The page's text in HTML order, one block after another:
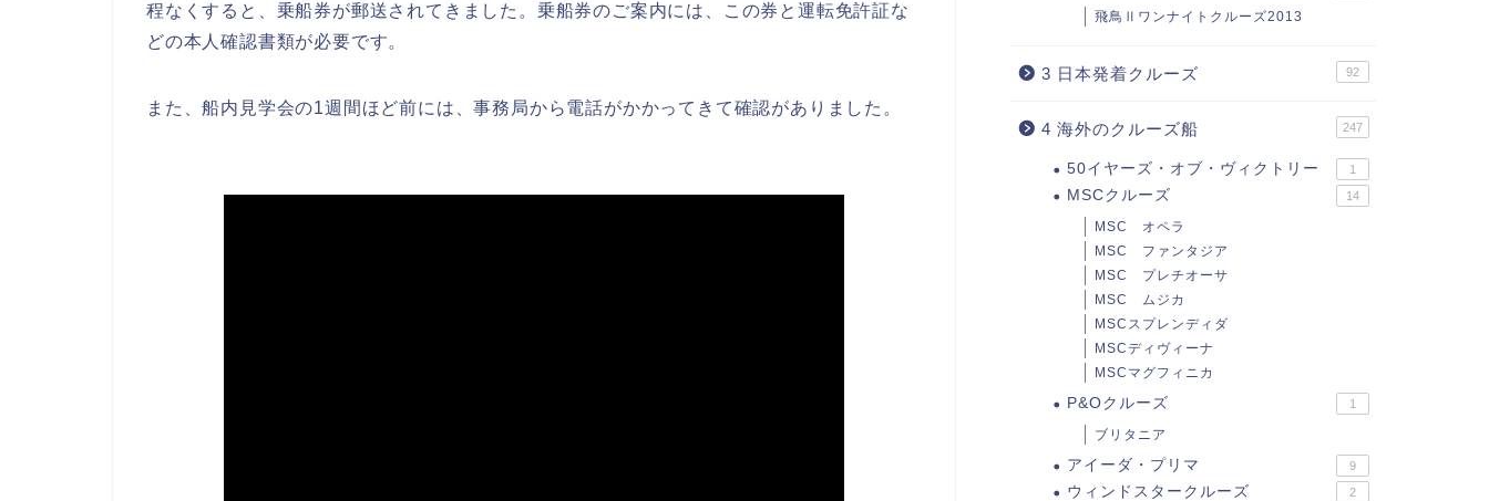
程なくすると、乗船券が郵送されてきました。乗船券のご案内には、この券と運転免許証な
どの本人確認書類が必要です。
また、船内見学会の1週間ほど前には、事務局から電話がかかってきて確認がありました。
飛鳥Ⅱワンナイトクルーズ2013
3 日本発着クルーズ 92
4 海外のクルーズ船 247
50イヤーズ・オブ・ヴィクトリー 1
MSCクルーズ 14
MSC オペラ
MSC ファンタジア
MSC プレチオーサ
MSC ムジカ
MSCスプレンディダ
MSCディヴィーナ
MSCマグフィニカ
P&Oクルーズ 1
ブリタニア
アイーダ・プリマ 9
ウィンドスタークルーズ 2